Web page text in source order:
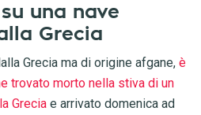
una nave
Grecia
Grecia ma di origine afgane, è
trovato morto nella stiva di un
Greciae arrivato domenica ad